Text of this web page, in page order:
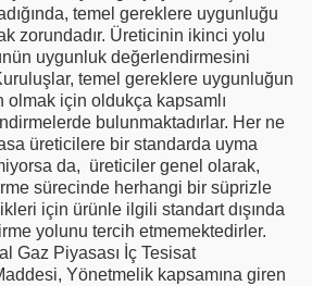
temel gereklere uygunluğu
zorundadır. Üreticinin ikinci yolu
uygunluk değerlendirmesini
temel gereklere uygunluğun
olmak için oldukça kapsamlı
bulunmaktadırlar. Her ne
üreticilere bir standarda uyma
da, üreticiler genel olarak,
sürecinde herhangi bir süprizle
için ürünle ilgili standart dışında
yolunu tercih etmemektedirler.
Gaz Piyasası İç Tesisat
Yönetmelik kapsamına giren